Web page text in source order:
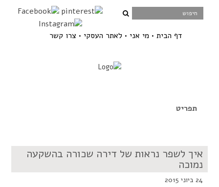
דף הבית מי אני לאתר העסקי צרו קשר
איך לשפר נראות של דירה שכורה בהשקעה
נמוכה
24 ביוני 2015